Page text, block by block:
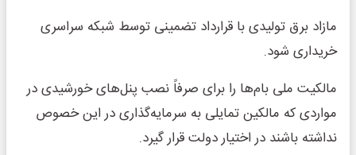
مازاد برق تولیدی با قرارداد تضمینی توسط شبکه سراسری
خریداری شود.
مالکیت ملی بام‌ها را برای صرفاً نصب پنل‌های خورشیدی در
مواردی که مالکین تمایلی به سرمایه‌گذاری در این خصوص
نداشته باشند در اختیار دولت قرار گیرد.